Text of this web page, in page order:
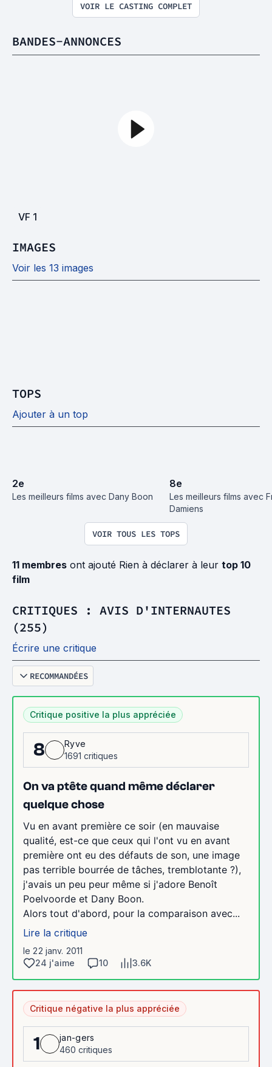
VOIR LE CASTING COMPLET
BANDES-ANNONCES
VF 1
IMAGES
Voir les 13 images
TOPS
Ajouter à un top
2e
Les meilleurs films avec Dany Boon
8e
Les meilleurs films avec
Damiens
VOIR TOUS LES TOPS
11 membres ont ajouté Rien à déclarer à leur top 10
film
CRITIQUES : AVIS D'INTERNAUTES
(255)
Écrire une critique
RECOMMANDÉES
Critique positive la plus appréciée
8
Ryve
1691 critiques
On va ptête quand même déclarer
quelque chose
Vu en avant première ce soir (en mauvaise
qualité, est-ce que ceux qui l'ont vu en avant
première ont eu des défauts de son, une image
pas terrible bourrée de tâches, tremblotante ?),
j'avais un peu peur même si j'adore Benoît
Poelvoorde et Dany Boon.
Alors tout d'abord, pour la comparaison avec...
Lire la critique
le 22 janv. 2011
24 j'aime
10 3.6K
Critique négative la plus appréciée
1
jan-gers
460 critiques